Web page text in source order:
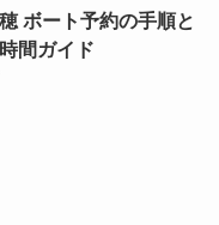
ボート予約の手順と
間ガイド